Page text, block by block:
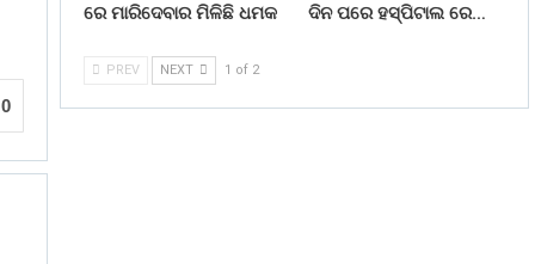
0
ରେ ମାରିଦେବାର ମିଳିଛି ଧମକ
ଦିନ ପରେ ହସ୍ପିଟାଲ ରେ…
PREV NEXT 1 of 2